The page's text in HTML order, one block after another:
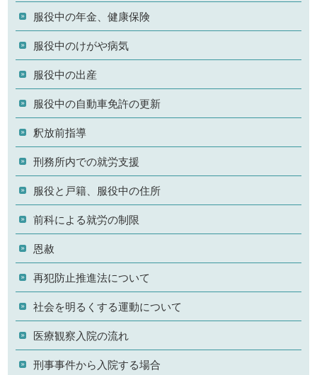
服役中の年金、健康保険
服役中のけがや病気
服役中の出産
服役中の自動車免許の更新
釈放前指導
刑務所内での就労支援
服役と戸籍、服役中の住所
前科による就労の制限
恩赦
再犯防止推進法について
社会を明るくする運動について
医療観察入院の流れ
刑事事件から入院する場合